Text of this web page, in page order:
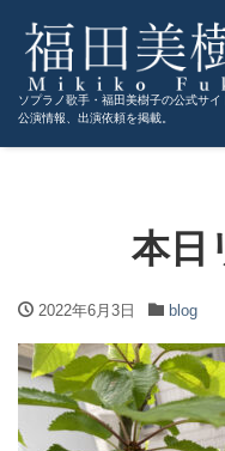
ソプラノ歌手・福田美樹子の公式サ
公演情報、出演依頼を掲載。
本日
2022年6月3日 blog